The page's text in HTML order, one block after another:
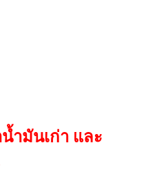
ำมันเก่า และ